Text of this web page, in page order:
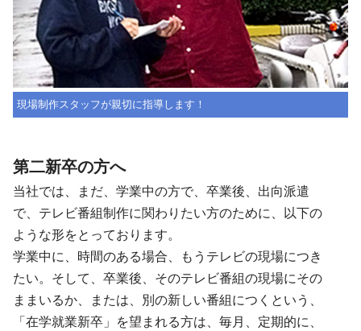
現場制作スタッフが親切に指導します！
第二新卒の方へ
当社では、まだ、学業中の方で、卒業後、出向派遣
で、テレビ番組制作に関わりたい方のために、以下の
ような形をとっております。
学業中に、時間のある場合、もうテレビの現場につき
たい。そして、卒業後、そのテレビ番組の現場にその
ままいるか、または、別の新しい番組につくという、
「在学就業新卒」を望まれる方は、毎月、定期的に、